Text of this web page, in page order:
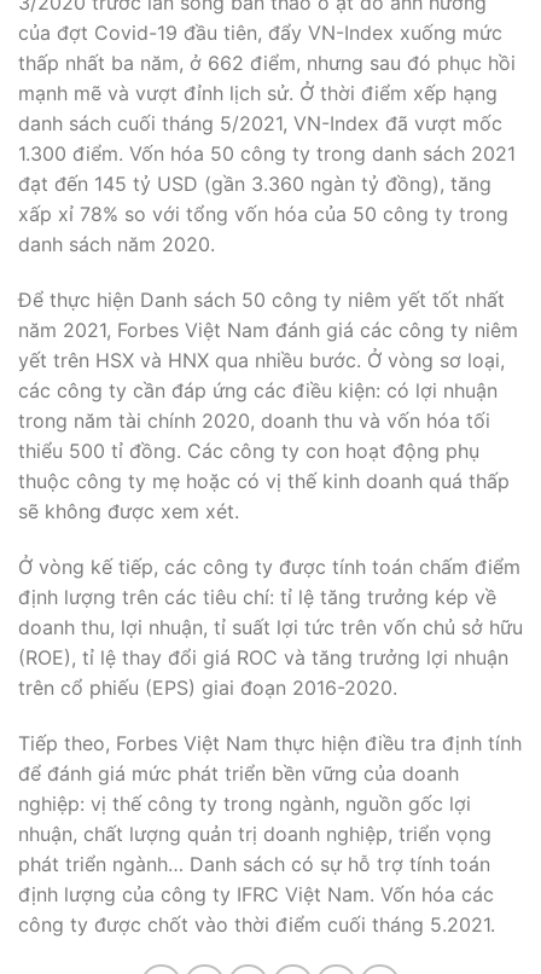
của đợt Covid-19 đầu tiên, đẩy VN-Index xuống mức
thấp nhất ba năm, ở 662 điểm, nhưng sau đó phục hồi
mạnh mẽ và vượt đỉnh lịch sử. Ở thời điểm xếp hạng
danh sách cuối tháng 5/2021, VN-Index đã vượt mốc
1.300 điểm. Vốn hóa 50 công ty trong danh sách 2021
đạt đến 145 tỷ USD (gần 3.360 ngàn tỷ đồng), tăng
xấp xỉ 78% so với tổng vốn hóa của 50 công ty trong
danh sách năm 2020.
Để thực hiện Danh sách 50 công ty niêm yết tốt nhất
năm 2021, Forbes Việt Nam đánh giá các công ty niêm
yết trên HSX và HNX qua nhiều bước. Ở vòng sơ loại,
các công ty cần đáp ứng các điều kiện: có lợi nhuận
trong năm tài chính 2020, doanh thu và vốn hóa tối
thiểu 500 tỉ đồng. Các công ty con hoạt động phụ
thuộc công ty mẹ hoặc có vị thế kinh doanh quá thấp
sẽ không được xem xét.
Ở vòng kế tiếp, các công ty được tính toán chấm điểm
định lượng trên các tiêu chí: tỉ lệ tăng trưởng kép về
doanh thu, lợi nhuận, tỉ suất lợi tức trên vốn chủ sở hữu
(ROE), tỉ lệ thay đổi giá ROC và tăng trưởng lợi nhuận
trên cổ phiếu (EPS) giai đoạn 2016-2020.
Tiếp theo, Forbes Việt Nam thực hiện điều tra định tính
để đánh giá mức phát triển bền vững của doanh
nghiệp: vị thế công ty trong ngành, nguồn gốc lợi
nhuận, chất lượng quản trị doanh nghiệp, triển vọng
phát triển ngành… Danh sách có sự hỗ trợ tính toán
định lượng của công ty IFRC Việt Nam. Vốn hóa các
công ty được chốt vào thời điểm cuối tháng 5.2021.